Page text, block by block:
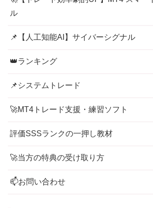
ル
📌【人工知能AI】サイバーシグナル
👑ランキング
📌システムトレード
🚀MT4トレード支援・練習ソフト
評価SSSランクの一押し教材
🚀当方の特典の受け取り方
📫お問い合わせ